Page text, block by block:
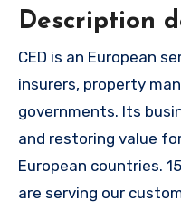
Description
CED is an European service provider for many
insurers, property
governments. Its
and restoring value
European countries.
are serving our